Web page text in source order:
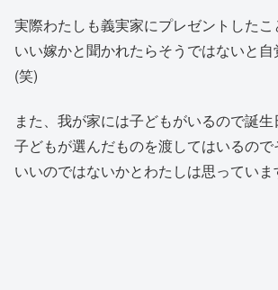
実際わたしも義実家にプレゼントしたこ
いい嫁かと聞かれたらそうではないと自
(笑)
また、我が家には子どもがいるので誕
子どもが選んだものを渡してはいるの
いいのではないかとわたしは思っていま